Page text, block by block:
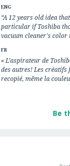
ENG
“A 12 years old idea
particular if Toshiba
vacuum cleaner's color
FR
« L’aspirateur de
des autres! Les créatifs
recopié, même la
Be